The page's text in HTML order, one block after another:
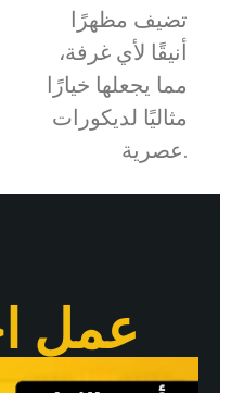
تضيف مظهرًا
أنيقًا لأي غرفة،
مما يجعلها خيارًا
مثاليًا لديكورات
عصرية.
عمل